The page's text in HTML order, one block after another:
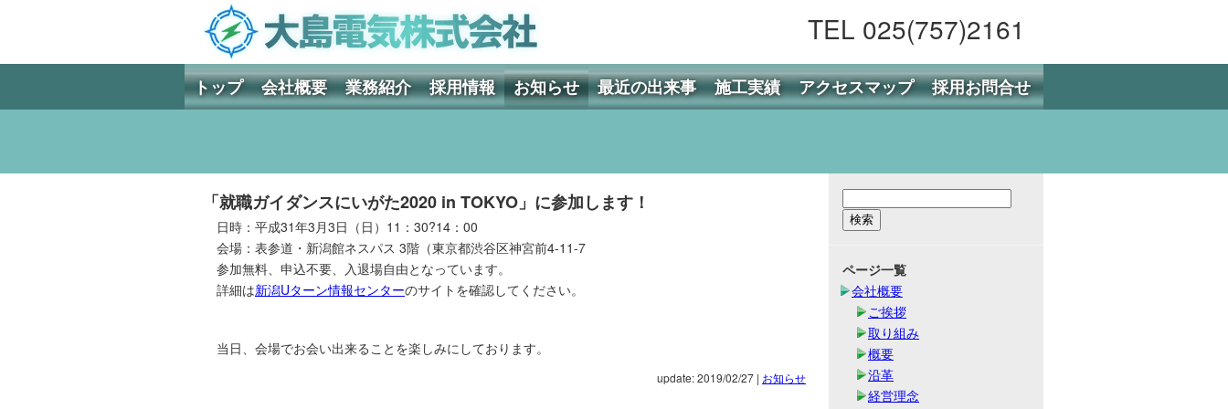
TEL 025(757)2161
トップ 会社概要 業務紹介 採用情報 お知らせ 最近の出来事 施工実績 アクセスマップ 採用お問合せ
「就職ガイダンスにいがた2020 in TOKYO」に参加します！
日時：平成31年3月3日（日）11：30?14：00
会場：表参道・新潟館ネスパス 3階（東京都渋谷区神宮前4-11-7
参加無料、申込不要、入退場自由となっています。
詳細は新潟Uターン情報センターのサイトを確認してください。
当日、会場でお会い出来ることを楽しみにしております。
update: 2019/02/27 | お知らせ
ページ一覧
会社概要
ご挨拶
取り組み
概要
沿革
経営理念